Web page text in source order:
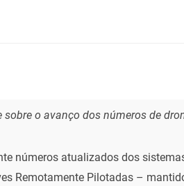
o avanço dos números de
números atualizados dos
Remotamente Pilotadas –